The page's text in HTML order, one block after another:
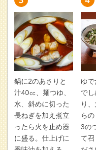
鍋に2のあさりと
汁40㏄、麺つゆ、
水、斜めに切った
長ねぎを加え煮立
ったら火を止め器
に盛る。仕上げに
ゆ
で
り
らの
3の
て召